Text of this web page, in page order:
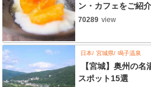
ン・カフェをご紹介
70289 view
日本 宮城県 鳴子温泉
【宮城】奥州の
スポット15選